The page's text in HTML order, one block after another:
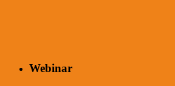
Webinar